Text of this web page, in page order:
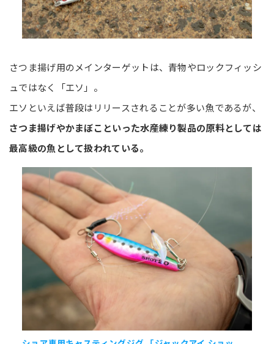
さつま揚げ用のメインターゲットは、青物やロックフィッシ
ュではなく「エソ」。
エソといえば普段はリリースされることが多い魚であるが、
さつま揚げやかまぼこといった水産練り製品の原料としては
最高級の魚として扱われている。